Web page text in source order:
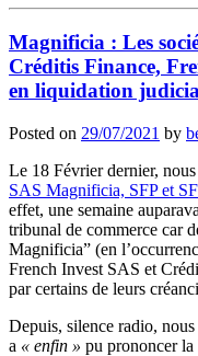
Magnificia : Les
Créditis Finance,
en liquidation
Posted on 29/07/2021 by
Le 18 Février dernier,
SAS Magnificia, SFP et
effet, une semaine
tribunal de commerce car
Magnificia” (en
French Invest SAS et
par certains de leurs
Depuis, silence radio,
a « enfin » pu prononcer